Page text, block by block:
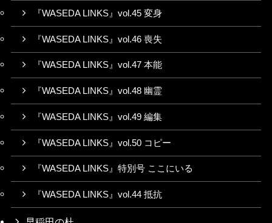
『WASEDA LINKS』vol.45 変身
『WASEDA LINKS』vol.46 喪失
『WASEDA LINKS』vol.47 本能
『WASEDA LINKS』vol.48 幽霊
『WASEDA LINKS』vol.49 編集
『WASEDA LINKS』vol.50 コピー
『WASEDA LINKS』特別号 ここにいる
『WASEDA LINKS』vol.44 抵抗